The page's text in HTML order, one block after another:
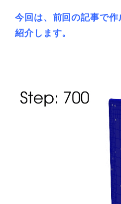
今回は、前回の記事で
紹介します。